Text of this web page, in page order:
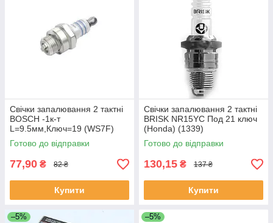
Свічки запалювання 2 тактні
BOSCH -1к-т
L=9.5мм,Ключ=19 (WS7F)
Готово до відправки
77,90 ₴ 82 ₴
Купити
Свічки запалювання 2 тактні
BRISK NR15YC Под 21 ключ
(Honda) (1339)
Готово до відправки
130,15 ₴ 137 ₴
Купити
–5% –5%